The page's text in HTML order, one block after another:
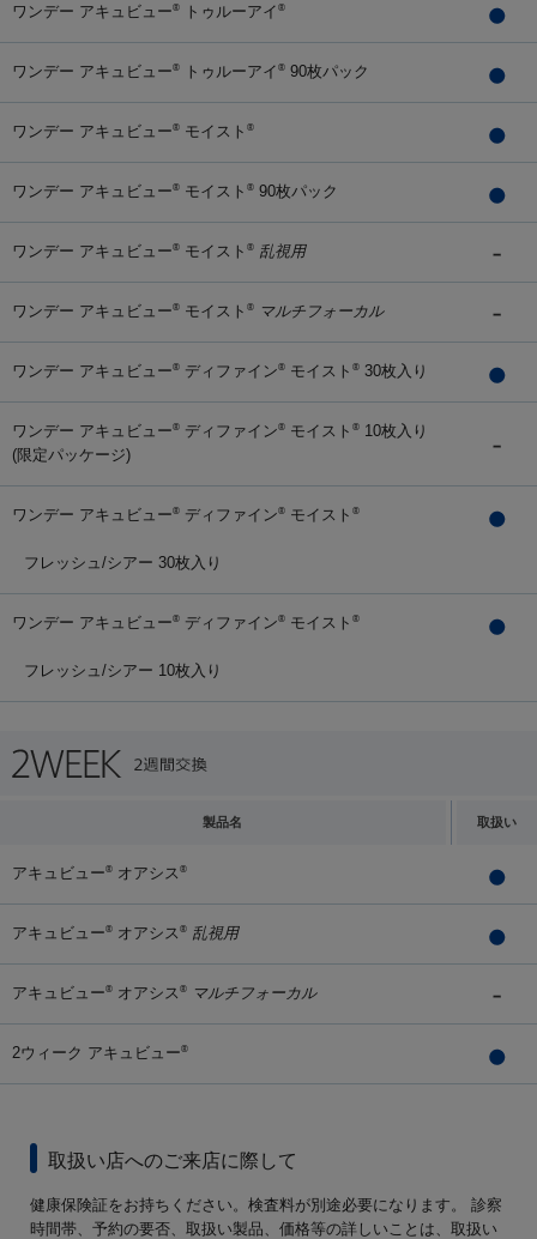
ワンデー アキュビュー® トゥルーアイ ®
ワンデー アキュビュー® トゥルーアイ ® 90枚パック
ワンデー アキュビュー® モイスト ®
ワンデー アキュビュー® モイスト ® 90枚パック
ワンデー アキュビュー® モイスト ® 乱視用
ワンデー アキュビュー® モイスト ® マルチフォーカル
ワンデー アキュビュー® ディファイン® モイスト ® 30枚入り
ワンデー アキュビュー® ディファイン® モイスト ® 10枚入り
(限定パッケージ)
ワンデー アキュビュー® ディファイン® モイスト ®
フレッシュ/シアー 30枚入り
ワンデー アキュビュー® ディファイン® モイスト ®
フレッシュ/シアー 10枚入り
製品名 取扱い
アキュビュー® オアシス ®
アキュビュー® オアシス ® 乱視用
アキュビュー® オアシス ® マルチフォーカル
2ウィーク アキュビュー®
取扱い店へのご来店に際して
健康保険証をお持ちください。検査料が別途必要になります。 診察
時間帯、予約の要否、取扱い製品、価格等の詳しいことは、取扱い